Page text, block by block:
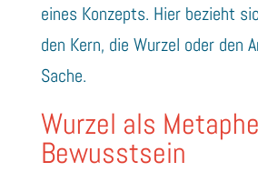
eines Konzepts. Hier bezieht
den Kern, die Wurzel oder den
Sache.
Wurzel als
Bewusstsein